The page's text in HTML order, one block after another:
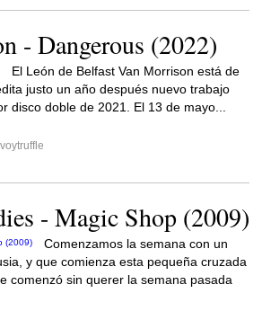
- Dangerous (2022)
El León de Belfast Van Morrison está de
justo un año después nuevo trabajo
disco doble de 2021. El 13 de mayo...
- Magic Shop (2009)
Comenzamos la semana con un
y que comienza esta pequeña cruzada
comenzó sin querer la semana pasada